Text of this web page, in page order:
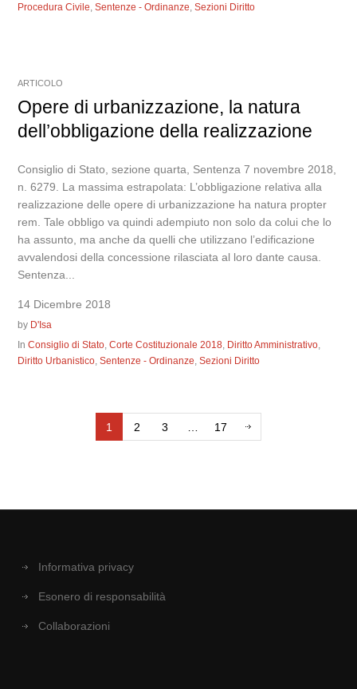
Procedura Civile,Sentenze - Ordinanze,Sezioni Diritto
ARTICOLO
Opere di urbanizzazione, la natura
dell’obbligazione della realizzazione
Consiglio di Stato, sezione quarta, Sentenza 7 novembre 2018,
n. 6279. La massima estrapolata: L’obbligazione relativa alla
realizzazione delle opere di urbanizzazione ha natura propter
rem. Tale obbligo va quindi adempiuto non solo da colui che lo
ha assunto, ma anche da quelli che utilizzano l’edificazione
avvalendosi della concessione rilasciata al loro dante causa.
Sentenza...
14 Dicembre 2018
by D'Isa
InConsiglio di Stato,Corte Costituzionale 2018, Diritto Amministrativo,
Diritto Urbanistico,Sentenze - Ordinanze,Sezioni Diritto
1 2 3 17
Informativa privacy
Esonero di responsabilità
Collaborazioni